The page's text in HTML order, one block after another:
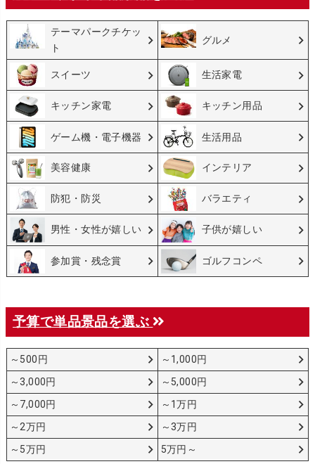
テーマパークチケッ
ト
グルメ
スイーツ 生活家電
キッチン家電 キッチン用品
ゲーム機・電子機器 生活用品
美容健康 インテリア
防犯・防災 バラエティ
男性・女性が嬉しい 子供が嬉しい
参加賞・残念賞 ゴルフコンペ
予算で単品景品を選ぶ
～500円
～1,000円
～3,000円
～5,000円
～7,000円
～1万円
～2万円
～3万円
～5万円
5万円～